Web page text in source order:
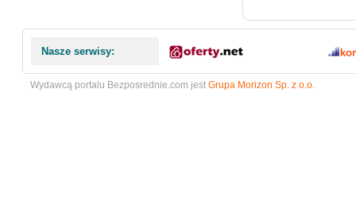
Nasze serwisy:
Wydawcą portalu Bezposrednie.com jest Grupa Morizon Sp. z o.o.